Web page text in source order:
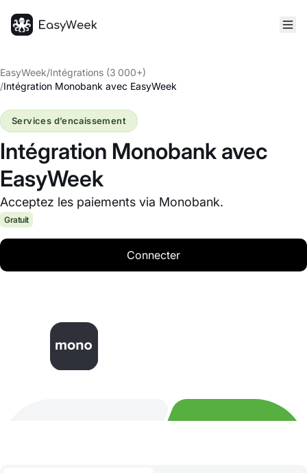
EasyWeek/Intégrations (3 000+)
/Intégration Monobank avec EasyWeek
Intégration Monobank avec
EasyWeek
Acceptez les paiements via Monobank.
Services d’encaissement
Gratuit
Connecter